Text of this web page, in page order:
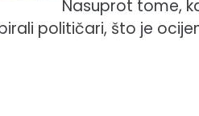
Nasuprot tome,
političari, što je